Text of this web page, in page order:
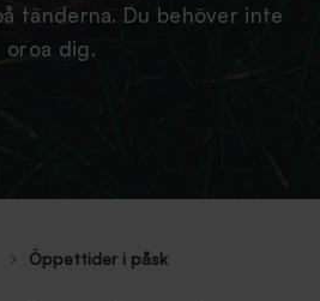
tänderna. Du behöver inte
oroa dig.
Öppettider i påsk